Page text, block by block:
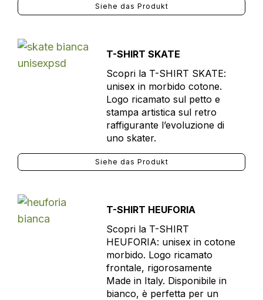
Siehe das Produkt
T-SHIRT SKATE
Scopri la T-SHIRT SKATE:
unisex in morbido cotone.
Logo ricamato sul petto e
stampa artistica sul retro
raffigurante l’evoluzione di
uno skater.
Siehe das Produkt
T-SHIRT HEUFORIA
Scopri la T-SHIRT
HEUFORIA: unisex in cotone
morbido. Logo ricamato
frontale, rigorosamente
Made in Italy. Disponibile in
bianco, è perfetta per un